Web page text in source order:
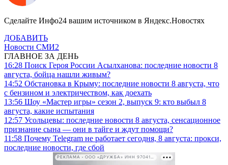
Сделайте Инфо24 вашим источником в Яндекс.Новостях
ДОБАВИТЬ
Новости СМИ2
ГЛАВНОЕ ЗА ДЕНЬ
16:28 Поиск Героя России Асылханова: последние новости 8
августа, бойца нашли живым?
14:52 Обстановка в Крыму: последние новости 8 августа, что
с бензином и электричеством, как доехать
13:56 Шоу «Мастер игры» сезон 2, выпуск 9: кто выбыл 8
августа, какие испытания
12:57 Усольцевы: последние новости 8 августа, сенсационное
признание сына — они в тайге и ждут помощи?
11:58 Почему Telegram не работает сегодня, 8 августа: прокси,
последние новости, где сбой
РЕКЛАМА • ООО «ДРУЖБА» ИНН 9704146411